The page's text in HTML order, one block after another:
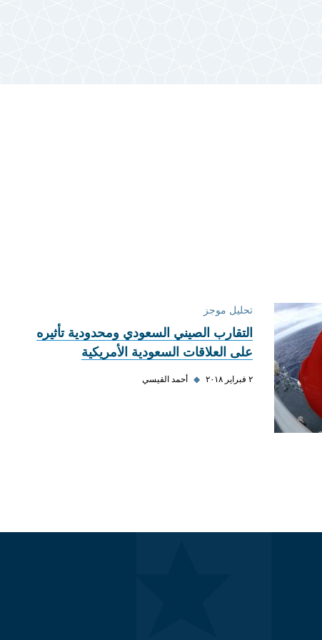
تحليل موجز
التقارب الصيني السعودي ومحدودية تأثيره
على العلاقات السعودية الأمريكية
٢ فبراير ٢٠١٨ ◆ أحمد القيسي